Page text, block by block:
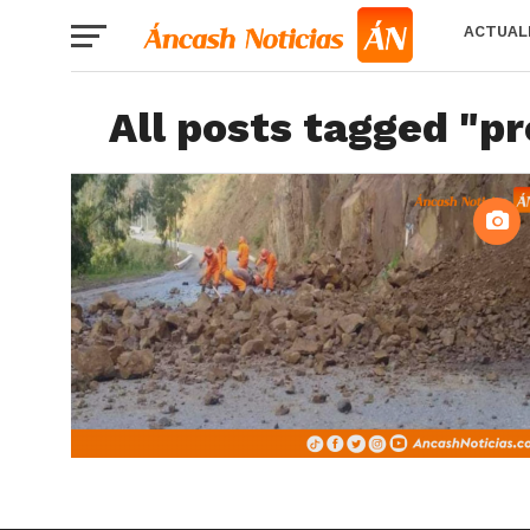
All posts tagged